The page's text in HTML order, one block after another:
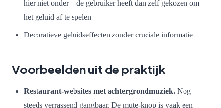
hier niet onder – de gebruiker heeft dan zelf gekozen om
het geluid af te spelen
Decoratieve geluidseffecten zonder cruciale informatie
Voorbeelden uit de praktijk
Restaurant-websites met achtergrondmuziek. Nog
steeds verrassend gangbaar. De mute-knop is vaak een